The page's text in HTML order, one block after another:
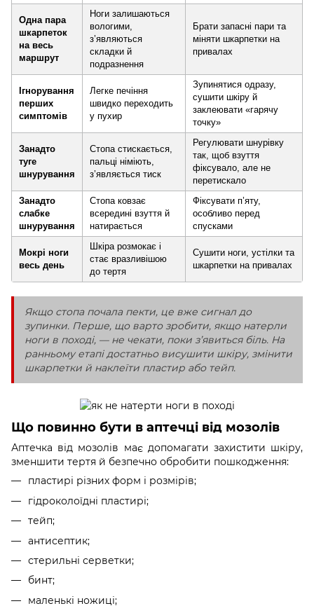
Одна пара
шкарпеток
на весь
маршрут
Ноги залишаються
вологими,
з’являються
складки й
подразнення
Брати запасні пари та
міняти шкарпетки на
привалах
Ігнорування
перших
симптомів
Легке печіння
швидко переходить
у пухир
Зупинятися одразу,
сушити шкіру й
заклеювати «гарячу
точку»
Занадто
туге
шнурування
Стопа стискається,
пальці німіють,
з’являється тиск
Регулювати шнурівку
так, щоб взуття
фіксувало, але не
перетискало
Занадто
слабке
шнурування
Стопа ковзає
всередині взуття й
натирається
Фіксувати п’яту,
особливо перед
спусками
Мокрі ноги
весь день
Шкіра розмокає і
стає вразливішою
до тертя
Сушити ноги, устілки та
шкарпетки на привалах
Якщо стопа почала пекти, це вже сигнал до
зупинки. Перше, що варто зробити, якщо натерли
ноги в поході, — не чекати, поки з’явиться біль. На
ранньому етапі достатньо висушити шкіру, змінити
шкарпетки й наклеїти пластир або тейп.
Що повинно бути в аптечці від мозолів
Аптечка від мозолів має допомагати захистити шкіру,
зменшити тертя й безпечно обробити пошкодження:
пластирі різних форм і розмірів;
гідроколоїдні пластирі;
тейп;
антисептик;
стерильні серветки;
бинт;
маленькі ножиці;